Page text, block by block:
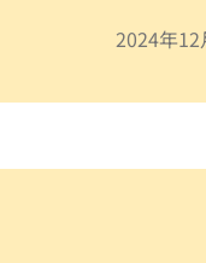
2024年